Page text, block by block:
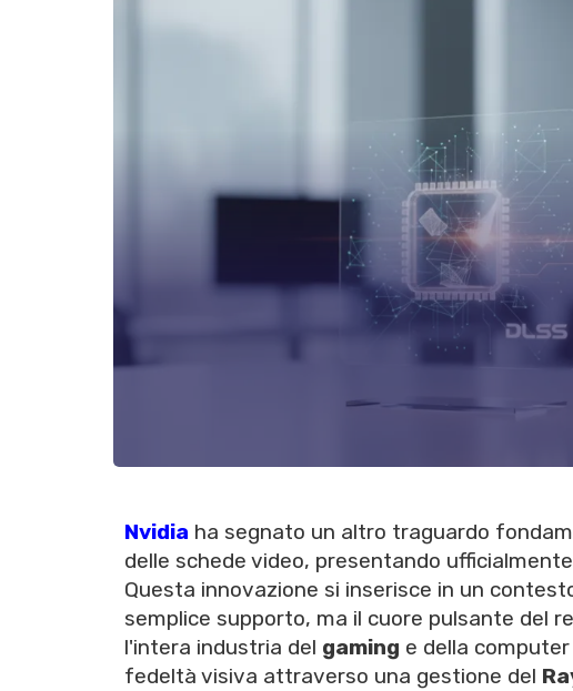
Nvidia ha segnato un altro traguardo
delle schede video, presentando
Questa innovazione si inserisce in un
semplice supporto, ma il cuore pulsante del
l'intera industria del gaming e della
fedeltà visiva attraverso una gestione del